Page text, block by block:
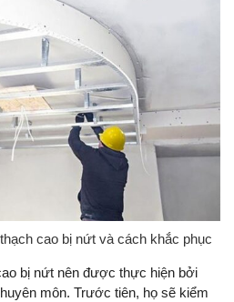
cao bị nứt và cách khắc phục
bị nứt nên được thực hiện bởi
môn. Trước tiên, họ sẽ kiểm